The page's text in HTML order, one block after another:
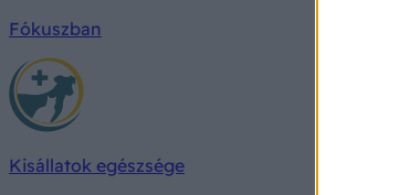
Fókuszban
Kisállatok egészsége